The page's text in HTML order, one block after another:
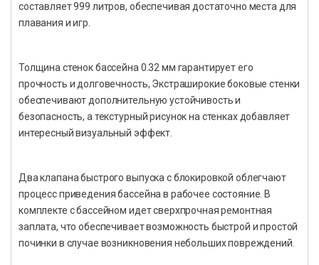
составляет 999 литров, обеспечивая достаточно места для
плавания и игр.
Толщина стенок бассейна 0.32 мм гарантирует его
прочность и долговечность, Экстраширокие боковые стенки
обеспечивают дополнительную устойчивость и
безопасность, а текстурный рисунок на стенках добавляет
интересный визуальный эффект.
Два клапана быстрого выпуска с блокировкой облегчают
процесс приведения бассейна в рабочее состояние. В
комплекте с бассейном идет сверхпрочная ремонтная
заплата, что обеспечивает возможность быстрой и простой
починки в случае возникновения небольших повреждений.